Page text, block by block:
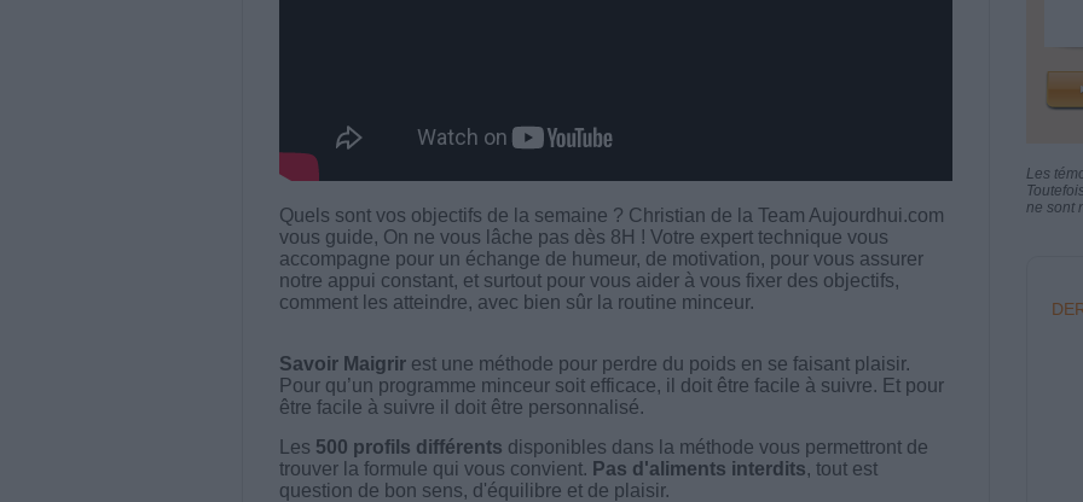
Quels sont vos objectifs de la semaine ? Christian de la Team Aujourdhui.com
vous guide, On ne vous lâche pas dès 8H ! Votre expert technique vous
accompagne pour un échange de humeur, de motivation, pour vous assurer
notre appui constant, et surtout pour vous aider à vous fixer des objectifs,
comment les atteindre, avec bien sûr la routine minceur.
Savoir Maigrirest une méthode pour perdre du poids en se faisant plaisir.
Pour qu’un programme minceur soit efficace, il doit être facile à suivre. Et pour
être facile à suivre il doit être personnalisé.
Les 500 profils différents disponibles dans la méthode vous permettront de
trouver la formule qui vous convient. Pas d'aliments interdits, tout est
question de bon sens, d'équilibre et de plaisir.
Les
ne sont